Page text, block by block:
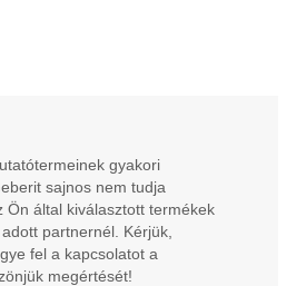
gyakori
sajnos nem tudja
Ön által kiválasztott termékek
partnernél. Kérjük,
fel a kapcsolatot a
megértését!